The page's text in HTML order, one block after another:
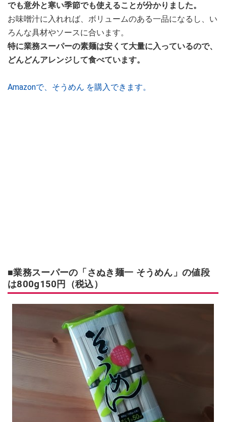
でも意外と寒い季節でも使えることが分かりました。
お味噌汁に入れれば、ボリュームのある一品になるし、い
ろんな具材やソースに合います。
特に業務スーパーの素麺は安くて大量に入っているので、
どんどんアレンジして食べています。
Amazonで、そうめん を購入できます。
■業務スーパーの「さぬき麺一 そうめん」の値段
は800g150円（税込）